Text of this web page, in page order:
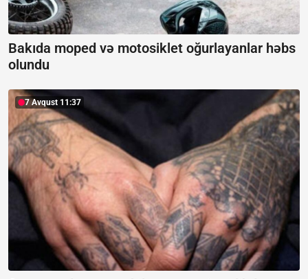
Bakıda moped və motosiklet oğurlayanlar həbs
olundu
7 Avqust 11:37